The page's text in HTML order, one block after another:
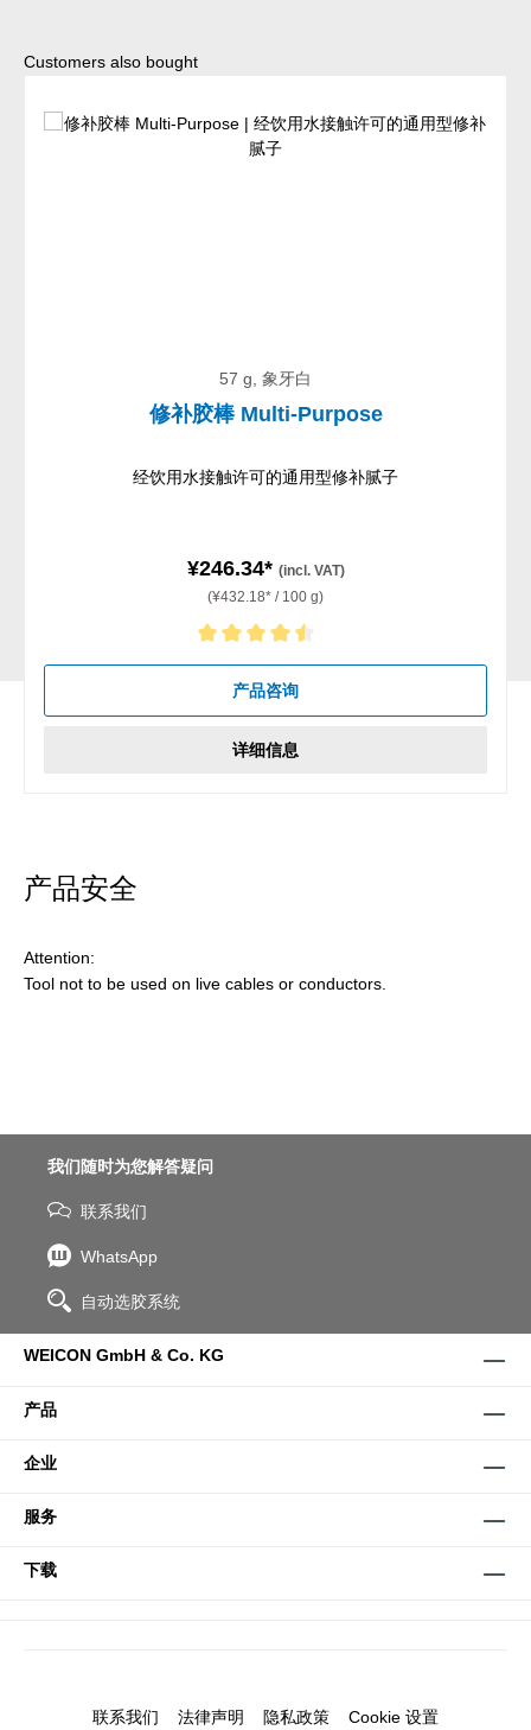
Skip product gallery
Customers also bought
57 g, 象牙白
修补胶棒 Multi-Purpose
经饮用水接触许可的通用型修补腻子
¥246.34* (incl. VAT)
(¥432.18* / 100 g)
Average rating of 4.5 out of 5 stars
产品咨询
详细信息
产品安全
Attention:
Tool not to be used on live cables or conductors.
我们随时为您解答疑问
联系我们
WhatsApp
自动选胶系统
WEICON GmbH & Co. KG
产品
企业
服务
下载
联系我们 法律声明 隐私政策 Cookie 设置